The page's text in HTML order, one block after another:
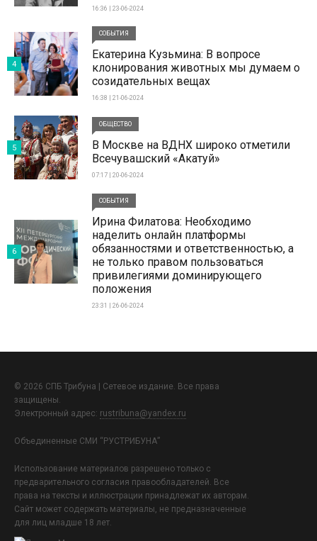
16:36 | 23-06-2024
СОБЫТИЯ
Екатерина Кузьмина: В вопросе
клонирования животных мы думаем о
созидательных вещах
16:38 | 21-06-2024
4
ОБЩЕСТВО
В Москве на ВДНХ широко отметили
Всечувашский «Акатуй»
07:17 | 20-06-2024
5
СОБЫТИЯ
Ирина Филатова: Необходимо
наделить онлайн платформы
обязанностями и ответственностью, а
не только правом пользоваться
привилегиями доминирующего
положения
23:31 | 26-06-2024
6
© 2026 СПБ Трибуна | Сетевое издание. Все права
защищены.
Электронный адрес: rustribuna@yandex.ru
Объединенные СМИ “РУСТРИБУНА”
Использование материалов разрешено только с
предварительного согласия правообладателей. Все
права на тексты и иллюстрации принадлежат их авторам.
Сайт может содержать материалы, не предназначенные
для лиц младше 18 лет.